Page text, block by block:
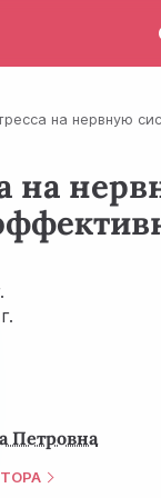
на нервную
на
Петровна